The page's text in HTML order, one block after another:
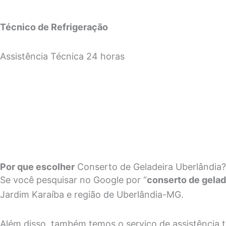
Técnico de Refrigeração
Assistência Técnica 24 horas
Por que escolher Conserto de Geladeira Uberlândia?
Se você pesquisar no Google por “conserto de
Jardim Karaíba e região de Uberlândia-MG.
Além disso, também temos o serviço de